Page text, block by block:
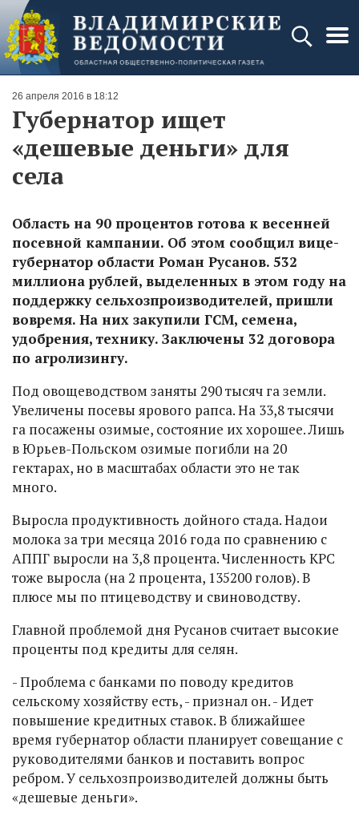
26 апреля 2016 в 18:12
Губернатор ищет
«дешевые деньги» для
села
Область на 90 процентов готова к весенней
посевной кампании. Об этом сообщил вице-
губернатор области Роман Русанов. 532
миллиона рублей, выделенных в этом году на
поддержку сельхозпроизводителей, пришли
вовремя. На них закупили ГСМ, семена,
удобрения, технику. Заключены 32 договора
по агролизингу.
Под овощеводством заняты 290 тысяч га земли.
Увеличены посевы ярового рапса. На 33,8 тысячи
га посажены озимые, состояние их хорошее. Лишь
в Юрьев-Польском озимые погибли на 20
гектарах, но в масштабах области это не так
много.
Выросла продуктивность дойного стада. Надои
молока за три месяца 2016 года по сравнению с
АППГ выросли на 3,8 процента. Численность КРС
тоже выросла (на 2 процента, 135200 голов). В
плюсе мы по птицеводству и свиноводству.
Главной проблемой дня Русанов считает высокие
проценты под кредиты для селян.
- Проблема с банками по поводу кредитов
сельскому хозяйству есть, - признал он. - Идет
повышение кредитных ставок. В ближайшее
время губернатор области планирует совещание с
руководителями банков и поставить вопрос
ребром. У сельхозпроизводителей должны быть
«дешевые деньги».